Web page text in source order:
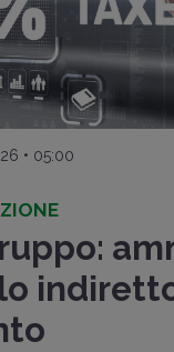
• 05:00